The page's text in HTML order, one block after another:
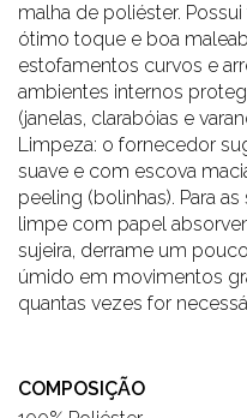
malha de poliéster.
ótimo toque e boa
estofamentos curvos e
ambientes internos
(janelas, clarabóias e
Limpeza: o fornecedor
suave e com escova
peeling (bolinhas). Para
limpe com papel
sujeira, derrame um
úmido em movimentos
quantas vezes for
COMPOSIÇÃO